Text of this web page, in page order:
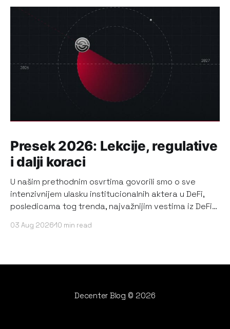
Presek 2026: Lekcije, regulative
i dalji koraci
U našim prethodnim osvrtima govorili smo o sve
intenzivnijem ulasku institucionalnih aktera u DeFi,
posledicama tog trenda, najvažnijim vestima iz DeFi
promenama koje su značajno uticale na bearish
03 Aug 202610 min read
Decenter Blog © 2026